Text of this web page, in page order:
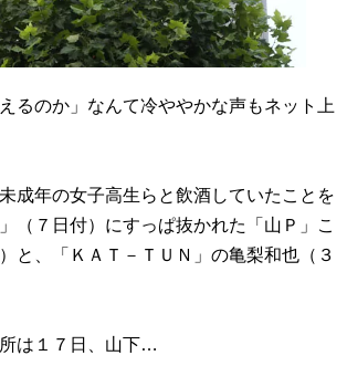
るのか」なんて冷ややかな声もネット上
成年の女子高生らと飲酒していたことを
（７日付）にすっぱ抜かれた「山Ｐ」こ
と、「ＫＡＴ－ＴＵＮ」の亀梨和也（３
は１７日、山下…